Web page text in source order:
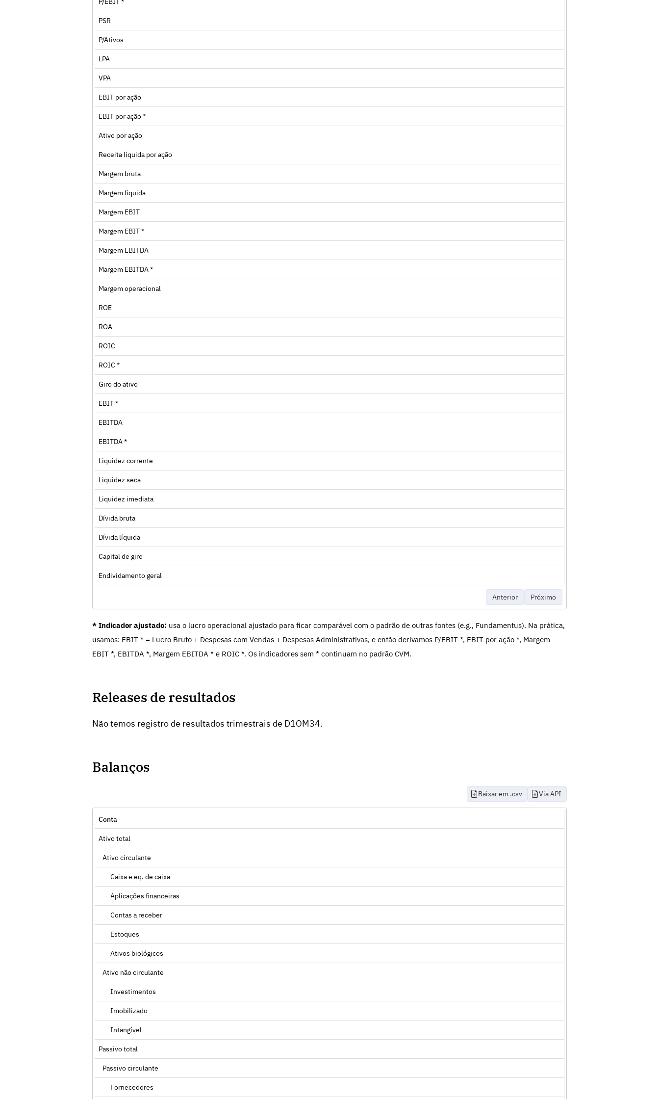
PSR
P/Ativos
LPA
VPA
EBIT por ação
EBIT por ação *
Ativo por ação
Receita líquida por ação
Margem bruta
Margem líquida
Margem EBIT
Margem EBIT *
Margem EBITDA
Margem EBITDA *
Margem operacional
ROE
ROA
ROIC
ROIC *
Giro do ativo
EBIT *
EBITDA
EBITDA *
Liquidez corrente
Liquidez seca
Liquidez imediata
Dívida bruta
Dívida líquida
Capital de giro
Endividamento geral
Anterior Próximo
* Indicador ajustado: usa o lucro operacional ajustado para ficar comparável com o padrão de outras fontes (e.g., Fundamentus). Na prática,
usamos: EBIT * = Lucro Bruto + Despesas com Vendas + Despesas Administrativas, e então derivamos P/EBIT *, EBIT por ação *, Margem
EBIT *, EBITDA *, Margem EBITDA * e ROIC *. Os indicadores sem * continuam no padrão CVM.
Releases de resultados
Não temos registro de resultados trimestrais de D1OM34.
Balanços
Baixar em .csv Via API
Conta
Ativo total
Ativo circulante
Caixa e eq. de caixa
Aplicações financeiras
Contas a receber
Estoques
Ativos biológicos
Ativo não circulante
Investimentos
Imobilizado
Intangível
Passivo total
Passivo circulante
Fornecedores